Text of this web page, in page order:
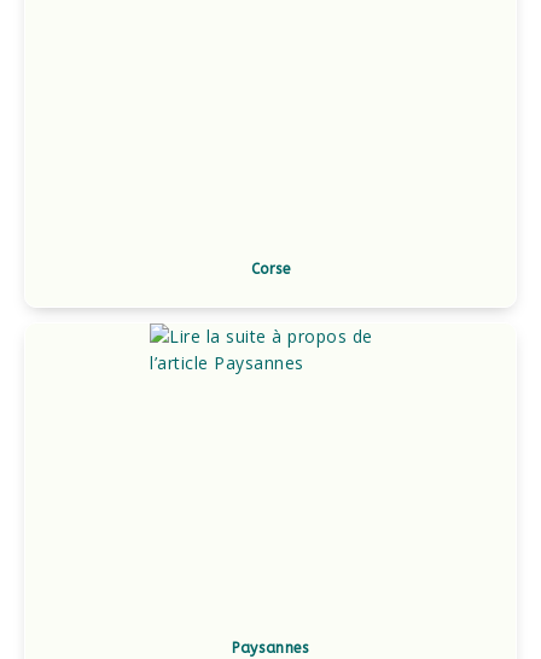
Corse
Paysannes